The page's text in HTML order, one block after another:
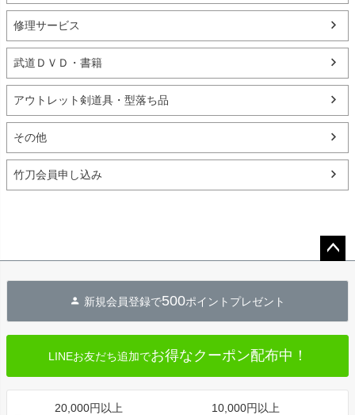
修理サービス
武道ＤＶＤ・書籍
アウトレット剣道具・型落ち品
その他
竹刀会員申し込み
へ
新規会員登録で500ポイントプレゼント
LINEお友だち追加でお得なクーポン配布中！
20,000円以上 10,000円以上